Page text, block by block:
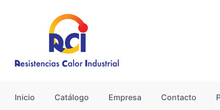
Inicio Catálogo Empresa Contacto